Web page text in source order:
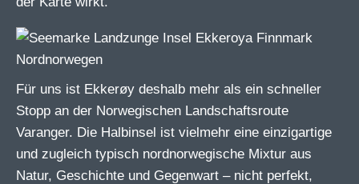
Für uns ist Ekkerøy deshalb mehr als ein schneller
Stopp an der Norwegischen Landschaftsroute
Varanger. Die Halbinsel ist vielmehr eine einzigartige
und zugleich typisch nordnorwegische Mixtur aus
Natur, Geschichte und Gegenwart – nicht perfekt,